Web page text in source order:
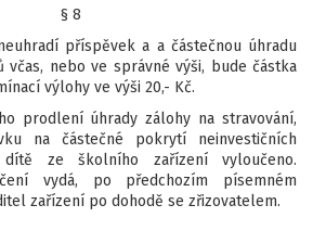
§ 8
příspěvek a a částečnou úhradu
včas, nebo ve správné výši, bude částka
výlohy ve výši 20,- Kč.
prodlení úhrady zálohy na stravování,
na částečné pokrytí neinvestičních
ze školního zařízení vyloučeno.
vydá, po předchozím písemném
zařízení po dohodě se zřizovatelem.